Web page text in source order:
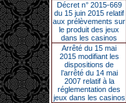
Décret n° 2015-669
du 15 juin 2015 relatif
aux prélèvements sur
le produit des jeux
dans les casinos
Arrêté du 15 mai
2015 modifiant les
dispositions de
l’arrêté du 14 mai
2007 relatif à la
réglementation des
jeux dans les casinos